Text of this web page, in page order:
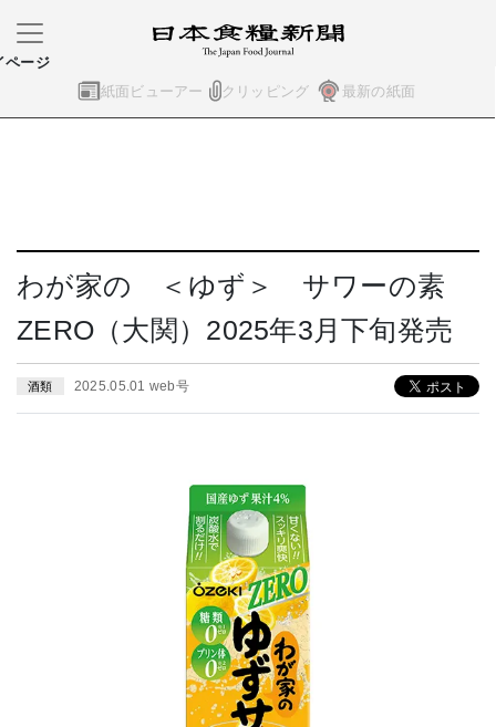
紙面ビューアー クリッピング 最新の紙面
ページ
わが家の ＜ゆず＞ サワーの素
ZERO（大関）2025年3月下旬発売
酒類 2025.05.01 web号